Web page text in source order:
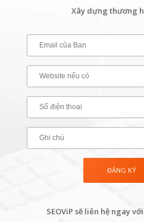
Xây dựng thương
SEOViP sẽ liên hệ ngay